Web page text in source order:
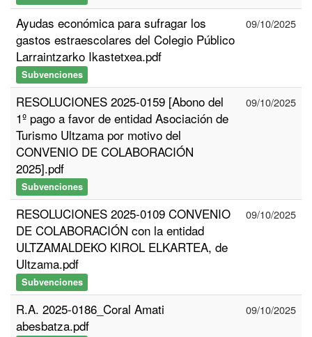
Ayudas económica para sufragar los
gastos estraescolares del Colegio Público
Larraintzarko Ikastetxea.pdf
Subvenciones
09/10/2025
RESOLUCIONES 2025-0159 [Abono del
1º pago a favor de entidad Asociación de
Turismo Ultzama por motivo del
CONVENIO DE COLABORACIÓN
2025].pdf
Subvenciones
09/10/2025
RESOLUCIONES 2025-0109 CONVENIO
DE COLABORACIÓN con la entidad
ULTZAMALDEKO KIROL ELKARTEA, de
Ultzama.pdf
Subvenciones
09/10/2025
R.A. 2025-0186_Coral Amati
abesbatza.pdf
09/10/2025